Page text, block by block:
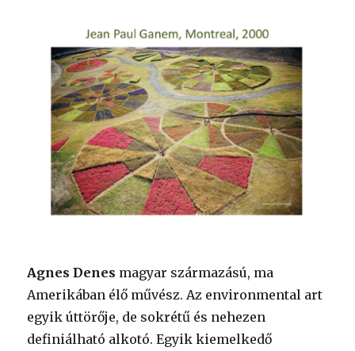
Agnes Denes magyar származású, ma
Amerikában élő művész. Az environmental art
egyik úttörője, de sokrétű és nehezen
definiálható alkotó. Egyik kiemelkedő